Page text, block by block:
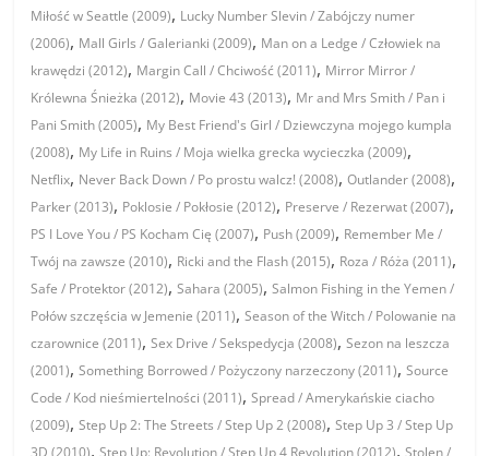
Miłość w Seattle (2009), Lucky Number Slevin / Zabójczy numer
(2006), Mall Girls / Galerianki (2009), Man on a Ledge / Człowiek na
krawędzi (2012), Margin Call / Chciwość (2011), Mirror Mirror /
Królewna Śnieżka (2012), Movie 43 (2013), Mr and Mrs Smith / Pan i
Pani Smith (2005), My Best Friend's Girl / Dziewczyna mojego kumpla
(2008), My Life in Ruins / Moja wielka grecka wycieczka (2009),
Netflix, Never Back Down / Po prostu walcz! (2008),Outlander (2008),
Parker (2013), Poklosie / Pokłosie (2012), Preserve / Rezerwat (2007),
PS I Love You / PS Kocham Cię (2007), Push (2009), Remember Me /
Twój na zawsze (2010), Ricki and the Flash (2015), Roza / Róża (2011),
Safe / Protektor (2012),Sahara (2005),Salmon Fishing in the Yemen /
Połów szczęścia w Jemenie (2011),Season of the Witch / Polowanie na
czarownice (2011),Sex Drive / Sekspedycja (2008),Sezon na leszcza
(2001),Something Borrowed / Pożyczony narzeczony (2011),Source
Code / Kod nieśmiertelności (2011),Spread / Amerykańskie ciacho
(2009),Step Up 2: The Streets / Step Up 2 (2008),Step Up 3 / Step Up
3D (2010),Step Up: Revolution / Step Up 4 Revolution (2012),Stolen /